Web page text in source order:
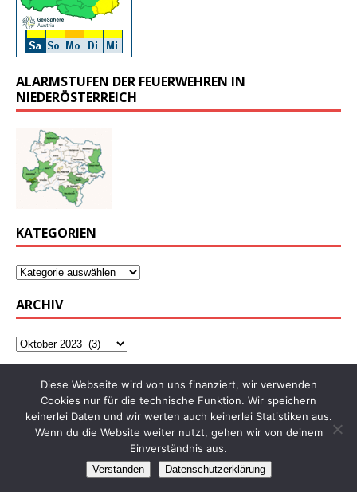
ALARMSTUFEN DER FEUERWEHREN IN
NIEDERÖSTERREICH
KATEGORIEN
ARCHIV
Copyright © 2026 | WordPress Theme vonMH Themes
Diese Webseite wird von uns finanziert, wir verwenden
Cookies nur für die technische Funktion. Wir speichern
keinerlei Daten und wir werten auch keinerlei Statistiken aus.
Wenn du die Website weiter nutzt, gehen wir von deinem
Einverständnis aus.
Verstanden Datenschutzerklärung